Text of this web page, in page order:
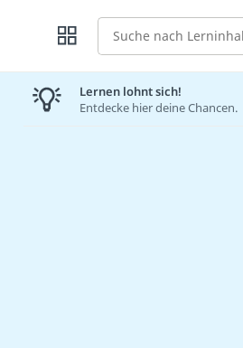
Suche
Lernen lohnt sich!
Entdecke hier deine Chancen.